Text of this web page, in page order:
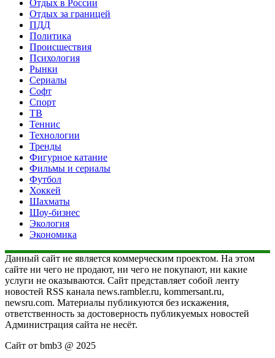
Отдых в России
Отдых за границей
ПДД
Политика
Происшествия
Психология
Рынки
Сериалы
Софт
Спорт
ТВ
Теннис
Технологии
Тренды
Фигурное катание
Фильмы и сериалы
Футбол
Хоккей
Шахматы
Шоу-бизнес
Экология
Экономика
Данный сайт не является коммерческим проектом. На этом
сайте ни чего не продают, ни чего не покупают, ни какие
услуги не оказываются. Сайт представляет собой ленту
новостей RSS канала news.rambler.ru, kommersant.ru,
newsru.com. Материалы публикуются без искажения,
ответственность за достоверность публикуемых новостей
Администрация сайта не несёт.
Сайт от bmb3 @ 2025